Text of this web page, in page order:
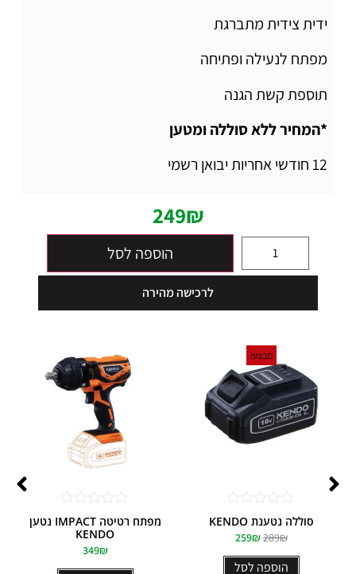
ידית צידית מתברגת
מפתח לנעילה ופתיחה
תוספת קשת הגנה
*המחיר ללא סוללה ומטען
12 חודשי אחריות יבואן רשמי
249₪
הוספה לסל
לרכישה מהירה
מבצע!
סוללה נטענת KENDO
289₪
259₪
הוספה לסל
דורג
0
5
מפתח רטיטה IMPACT נטען
KENDO
349₪
דורג
0